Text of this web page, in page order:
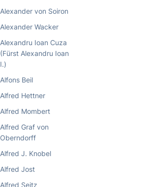
Alexander von Soiron
Alexander Wacker
Alexandru Ioan Cuza
(Fürst Alexandru Ioan
I.)
Alfons Beil
Alfred Hettner
Alfred Mombert
Alfred Graf von
Oberndorff
Alfred J. Knobel
Alfred Jost
Alfred Seitz